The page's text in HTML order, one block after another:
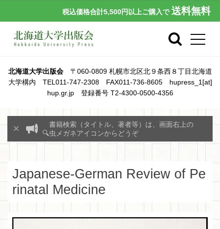
税込価格合計5,500円以上ご購入で 送料無料
北海道大学出版会〒060-0809 札幌市北区北９条西８丁目北海道
大学構内 TEL011-747-2308 FAX011-736-8605 hupress_1[at]
hup.gr.jp 登録番号 T2-4300-0500-4356
書籍検索（タイトル、著者等）は、画面右上の
🔍虫メガネアイコンからどうぞ
Japanese-German Review of Pe
rinatal Medicine